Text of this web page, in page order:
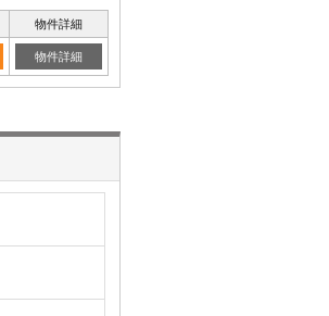
物件詳細
物件詳細